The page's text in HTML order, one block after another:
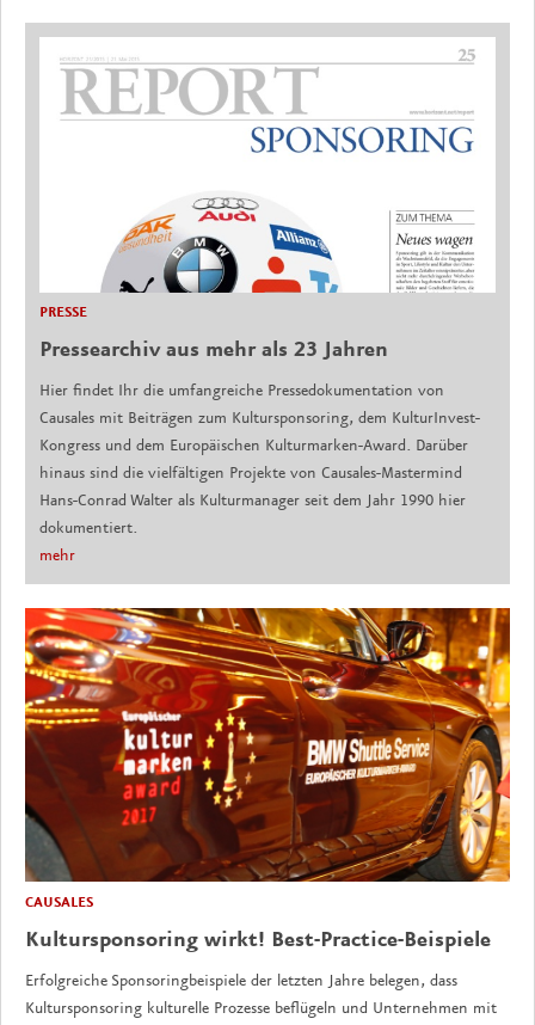
PRESSE
Pressearchiv aus mehr als 23 Jahren
Hier findet Ihr die umfangreiche Pressedokumentation von
Causales mit Beiträgen zum Kultursponsoring, dem KulturInvest-
Kongress und dem Europäischen Kulturmarken-Award. Darüber
hinaus sind die vielfältigen Projekte von Causales-Mastermind
Hans-Conrad Walter als Kulturmanager seit dem Jahr 1990 hier
dokumentiert.
mehr
CAUSALES
Kultursponsoring wirkt! Best-Practice-Beispiele
Erfolgreiche Sponsoringbeispiele der letzten Jahre belegen, dass
Kultursponsoring kulturelle Prozesse beflügeln und Unternehmen mit